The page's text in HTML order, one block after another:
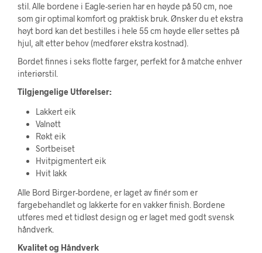
stil. Alle bordene i Eagle-serien har en høyde på 50 cm, noe
som gir optimal komfort og praktisk bruk. Ønsker du et ekstra
høyt bord kan det bestilles i hele 55 cm høyde eller settes på
hjul, alt etter behov (medfører ekstra kostnad).
Bordet finnes i seks flotte farger, perfekt for å matche enhver
interiørstil.
Tilgjengelige Utførelser:
Lakkert eik
Valnøtt
Røkt eik
Sortbeiset
Hvitpigmentert eik
Hvit lakk
Alle Bord Birger-bordene, er laget av finér som er
fargebehandlet og lakkerte for en vakker finish. Bordene
utføres med et tidløst design og er laget med godt svensk
håndverk.
Kvalitet og Håndverk